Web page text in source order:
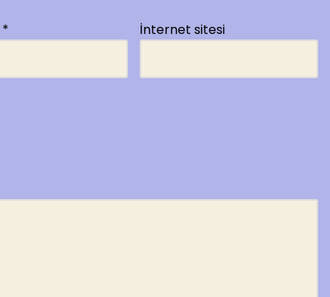
* İnternet sitesi